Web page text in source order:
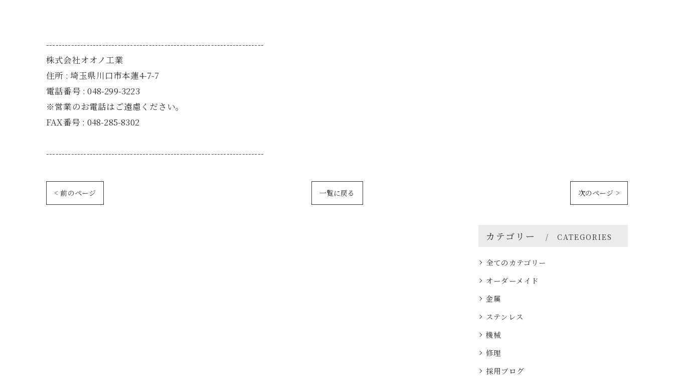
----------------------------------------------------------------------
株式会社オオノ工業
住所 : 埼玉県川口市本蓮4-7-7
電話番号 : 048-299-3223
※営業のお電話はご遠慮ください。
FAX番号 : 048-285-8302
----------------------------------------------------------------------
< 前のページ 一覧に戻る 次のページ >
カテゴリー CATEGORIES
全てのカテゴリー
オーダーメイド
金属
ステンレス
機械
修理
採用ブログ